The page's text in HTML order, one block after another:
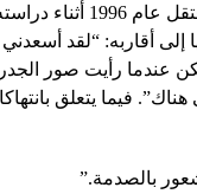
وقال أفلار، الذي اعتقل
أقاربه: “لقد أسعدني
عندما رأيت صور
هناك”. فيما يتعلق
بالصدمة.”